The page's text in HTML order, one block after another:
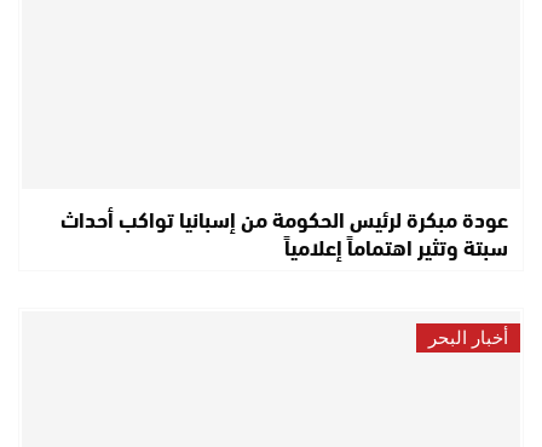
عودة مبكرة لرئيس الحكومة من إسبانيا تواكب أحداث
سبتة وتثير اهتماماً إعلامياً
أخبار البحر